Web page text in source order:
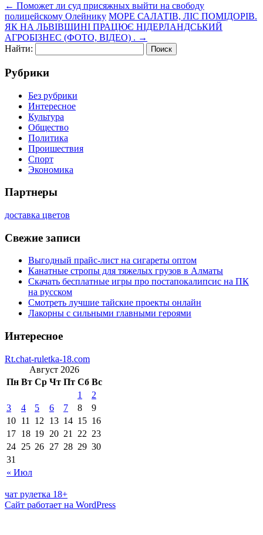
← Поможет ли суд присяжных выйти на свободу
полицейскому Олейнику МОРЕ САЛАТІВ, ЛІС ПОМІДОРІВ.
ЯК НА ЛЬВІВЩИНІ ПРАЦЮЄ НІДЕРЛАНДСЬКИЙ
АГРОБІЗНЕС (ФОТО, ВІДЕО) . →
Найти:
Рубрики
Без рубрики
Интересное
Культура
Общество
Политика
Проишествия
Спорт
Экономика
Партнеры
доставка цветов
Свежие записи
Выгодный прайс-лист на сигареты оптом
Канатные стропы для тяжелых грузов в Алматы
Скачать бесплатные игры про постапокалипсис на ПК
на русском
Смотреть лучшие тайские проекты онлайн
Лакорны с сильными главными героями
Интересное
Rt.chat-ruletka-18.com
Август 2026
Пн Вт Ср Чт Пт Сб Вс
« Июл
1
2
3
4 5 6 7 8
9
10 11 12 13 14 15 16
17 18 19 20 21 22 23
24 25 26 27 28 29 30
31
чат рулетка 18+
Сайт работает на WordPress